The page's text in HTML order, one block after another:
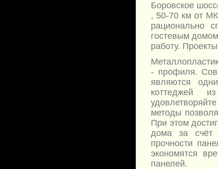
Боровское
, 50-70 км от
рационально
гостевым
работу.
- профиля.
являются
коттеджей
методы
При этом
дома за счёт
прочности
экономятся
панелей.